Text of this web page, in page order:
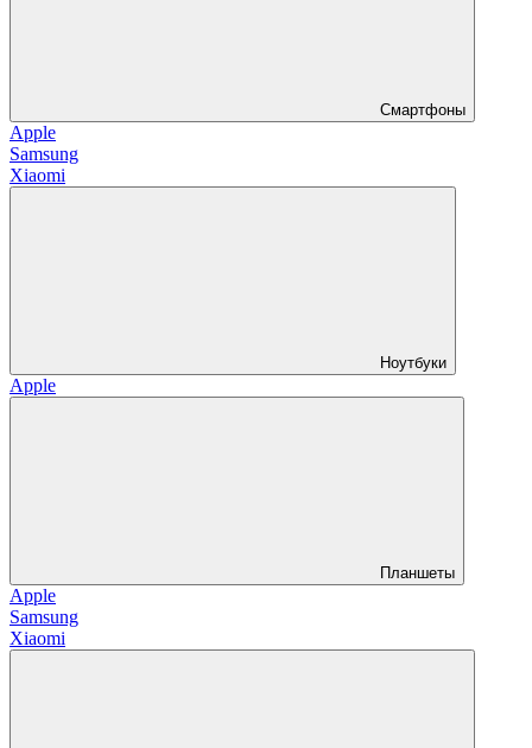
Смартфоны
Apple
Samsung
Xiaomi
Ноутбуки
Apple
Планшеты
Apple
Samsung
Xiaomi